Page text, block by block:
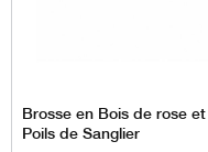
Brosse en Bois de rose et
Poils de Sanglier